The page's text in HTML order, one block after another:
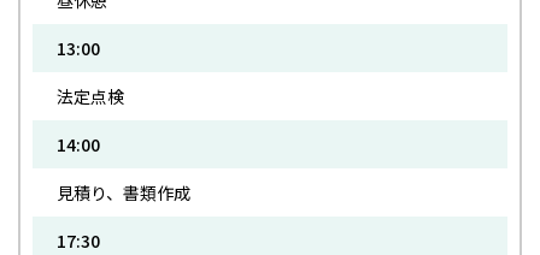
13:00
法定点検
14:00
見積り、書類作成
17:30